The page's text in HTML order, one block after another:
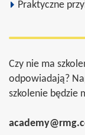
Praktyczne
Czy nie ma
odpowiadają?
szkolenie będzie